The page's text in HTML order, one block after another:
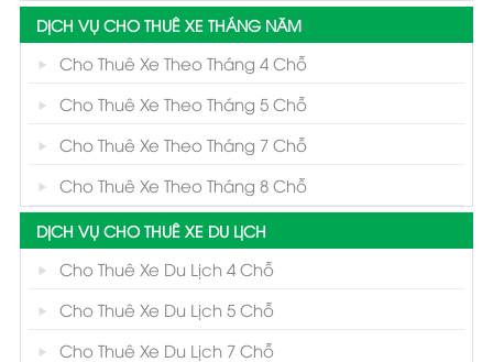
DỊCH VỤ CHO THUÊ XE THÁNG NĂM
Cho Thuê Xe Theo Tháng 4 Chỗ
Cho Thuê Xe Theo Tháng 5 Chỗ
Cho Thuê Xe Theo Tháng 7 Chỗ
Cho Thuê Xe Theo Tháng 8 Chỗ
DỊCH VỤ CHO THUÊ XE DU LỊCH
Cho Thuê Xe Du Lịch 4 Chỗ
Cho Thuê Xe Du Lịch 5 Chỗ
Cho Thuê Xe Du Lịch 7 Chỗ